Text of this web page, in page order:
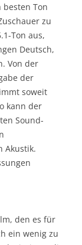
besten Ton
zu
Ton aus,
Deutsch,
Von der
der
soweit
kann der
Sound-
Akustik.
den es für
ein wenig zu